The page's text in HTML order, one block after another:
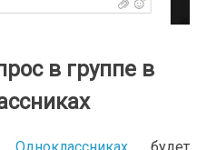
в группе в